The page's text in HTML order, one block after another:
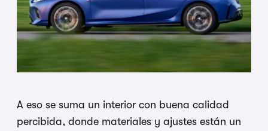
A eso se suma un interior con buena calidad
percibida, donde materiales y ajustes están un